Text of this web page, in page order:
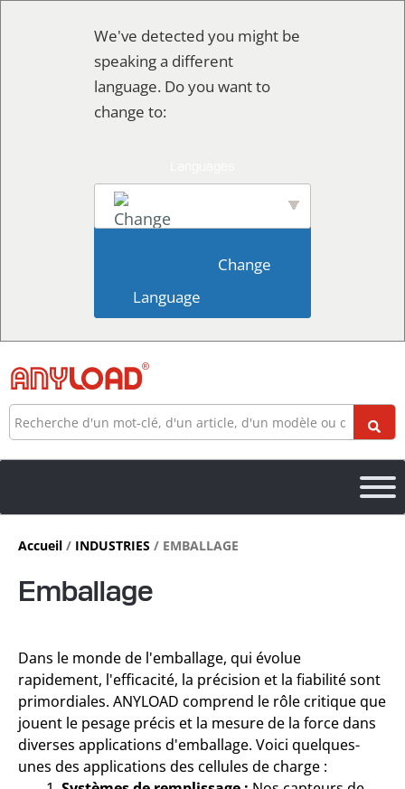
We've detected you might be
speaking a different
language. Do you want to
change to:
Language
Recherche
Accueil / INDUSTRIES / EMBALLAGE
Emballage
Dans le monde de l'emballage, qui évolue
rapidement, l'efficacité, la précision et la fiabilité sont
primordiales. ANYLOAD comprend le rôle critique que
jouent le pesage précis et la mesure de la force dans
diverses applications d'emballage. Voici quelques-
unes des applications des cellules de charge :